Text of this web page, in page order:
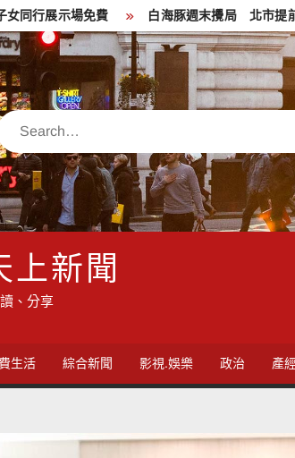
白海豚週末攪局 北市提前部署防災應變
Search
上新聞
、分享
生活 綜合新聞 影視.娛樂 政治 產